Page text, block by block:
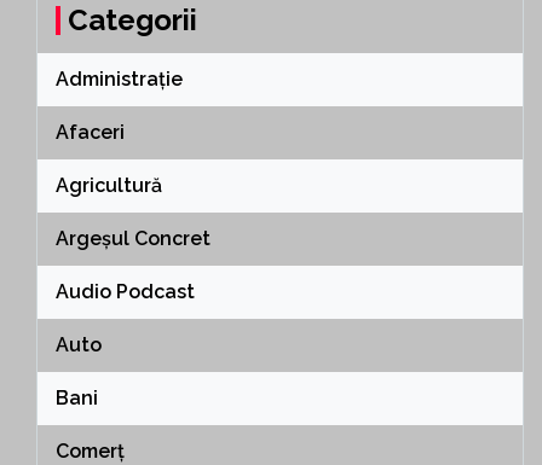
Categorii
Administrație
Afaceri
Agricultură
Argeșul Concret
Audio Podcast
Auto
Bani
Comerț